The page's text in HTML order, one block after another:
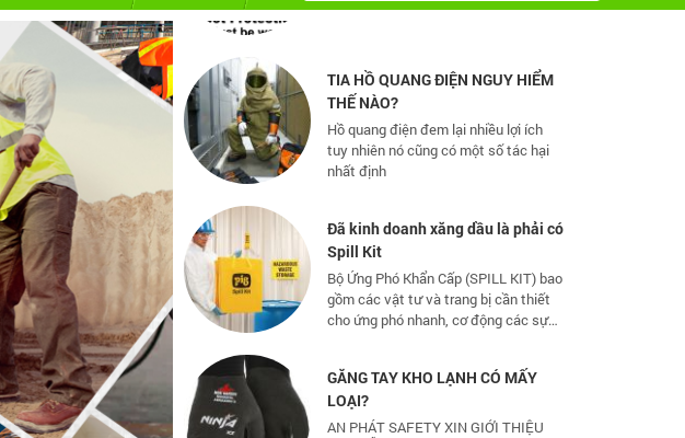
TIA HỒ QUANG ĐIỆN NGUY HIỂM
THẾ NÀO?
Hồ quang điện đem lại nhiều lợi ích
tuy nhiên nó cũng có một số tác hại
nhất định
Spill Kit
Bộ Ứng Phó Khẩn Cấp (SPILL KIT) bao
gồm các vật tư và trang bị cần thiết
cho ứng phó nhanh, cơ động các sự
cố tràn đổ dầu và hoá chất mức vừa
LOẠI?
AN PHÁT SAFETY XIN GIỚI THIỆU
CÁC MẪU GĂNG TAY KHO LẠNH